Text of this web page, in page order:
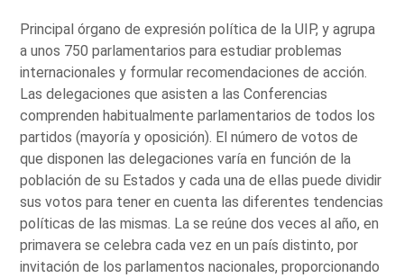
Principal órgano de expresión política de la UIP, y agrupa
a unos 750 parlamentarios para estudiar problemas
internacionales y formular recomendaciones de acción.
Las delegaciones que asisten a las Conferencias
comprenden habitualmente parlamentarios de todos los
partidos (mayoría y oposición). El número de votos de
que disponen las delegaciones varía en función de la
población de su Estados y cada una de ellas puede dividir
sus votos para tener en cuenta las diferentes tendencias
políticas de las mismas. La se reúne dos veces al año, en
primavera se celebra cada vez en un país distinto, por
invitación de los parlamentos nacionales, proporcionando